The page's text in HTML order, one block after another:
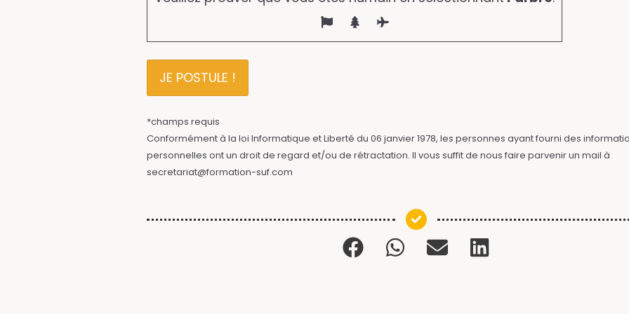
*champs requis
Conformément à la loi Informatique et Liberté du 06 janvier 1978, les personnes ayant fourni des
personnelles ont un droit de regard et/ou de rétractation. Il vous suffit de nous faire parvenir un mail à
secretariat@formation-suf.com